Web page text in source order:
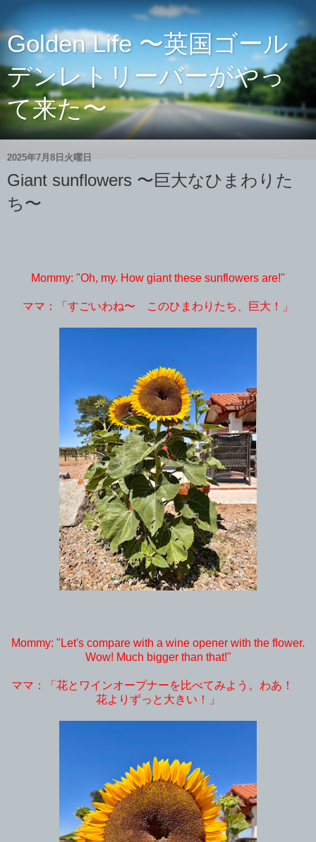
Golden Life 〜英国ゴール
デンレトリーバーがやっ
て来た〜
2025年7月8日火曜日
Giant sunflowers 〜巨大なひまわりた
ち〜
Mommy: "Oh, my. How giant these sunflowers are!"
ママ：「すごいわね〜 このひまわりたち、巨大！」
Mommy: "Let's compare with a wine opener with the flower.
Wow! Much bigger than that!"
ママ：「花とワインオープナーを比べてみよう。わあ！
花よりずっと大きい！」